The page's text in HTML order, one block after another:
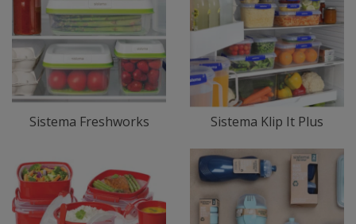
Sistema Freshworks Sistema Klip It Plus